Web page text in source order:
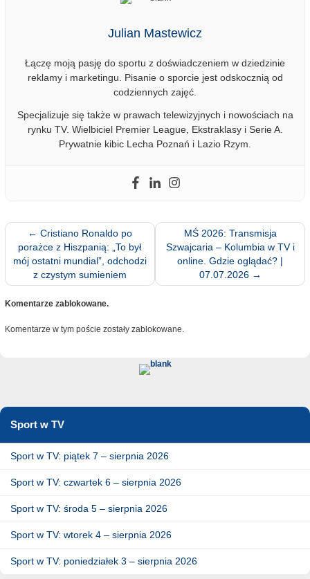
Julian Mastewicz
Łączę moją pasję do sportu z doświadczeniem w dziedzinie
reklamy i marketingu. Pisanie o sporcie jest odskocznią od
codziennych zajęć.
Specjalizuje się także w prawach telewizyjnych i nowościach na
rynku TV. Wielbiciel Premier League, Ekstraklasy i Serie A.
Prywatnie kibic Lecha Poznań i Lazio Rzym.
← Cristiano Ronaldo po
porażce z Hiszpanią: „To był
mój ostatni mundial”, odchodzi
z czystym sumieniem
MŚ 2026: Transmisja
Szwajcaria – Kolumbia w TV i
online. Gdzie oglądać? |
07.07.2026 →
Komentarze zablokowane.
Komentarze w tym poście zostały zablokowane.
Sport w TV
Sport w TV: piątek 7 – sierpnia 2026
Sport w TV: czwartek 6 – sierpnia 2026
Sport w TV: środa 5 – sierpnia 2026
Sport w TV: wtorek 4 – sierpnia 2026
Sport w TV: poniedziałek 3 – sierpnia 2026